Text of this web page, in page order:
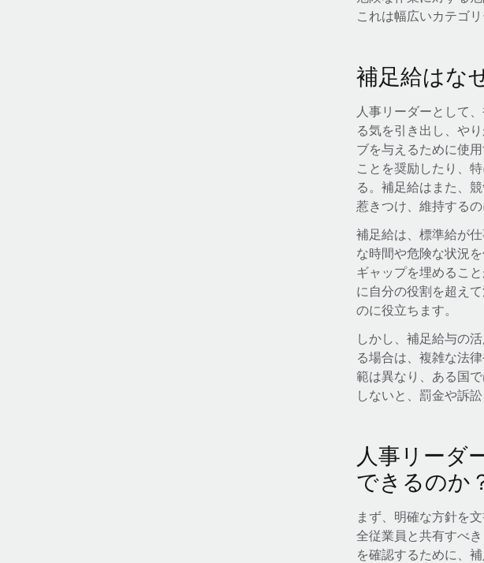
これは幅広いカテゴ
補足給はな
人事リーダーとして
る気を引き出し、や
ブを与えるために使
ことを奨励したり、
る。補足給はまた、
惹きつけ、維持するの
補足給は、標準給が
な時間や危険な状況
ギャップを埋めるこ
に自分の役割を超え
のに役立ちます。
しかし、補足給与の
る場合は、複雑な法
範は異なり、ある国
しないと、罰金や訴
人事リーダ
できるのか
まず、明確な方針を
全従業員と共有すべ
を確認するために、